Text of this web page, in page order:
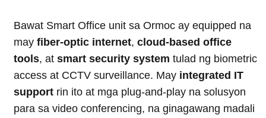
Bawat Smart Office unit sa Ormoc ay equipped na
may fiber-optic internet, cloud-based office
tools, at smart security system tulad ng biometric
access at CCTV surveillance. May integrated IT
support rin ito at mga plug-and-play na solusyon
para sa video conferencing, na ginagawang madali